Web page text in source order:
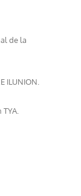
de la
ILUNION.